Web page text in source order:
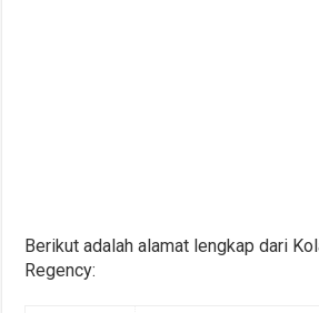
Berikut adalah alamat lengkap dari
Regency: